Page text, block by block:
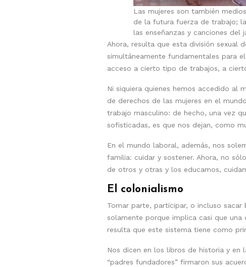
Las mujeres son también
de la futura fuerza de trabajo;
las enseñanzas y canciones
Ahora, resulta que esta división sexual
simultáneamente fundamentales para
acceso a cierto tipo de trabajos, a
Ni siquiera quienes hemos accedido al
de derechos de las mujeres en el
trabajo masculino: de hecho, una vez
sofisticadas, es que nos dejan, como
En el mundo laboral, además, nos
familia: cuidar y sostener. Ahora, no
de otros y otras y los educamos,
El colonialismo
Tomar parte, participar, o incluso
solamente porque implica casi que
resulta que este sistema tiene como
Nos dicen en los libros de historia y en
“padres fundadores” firmaron sus